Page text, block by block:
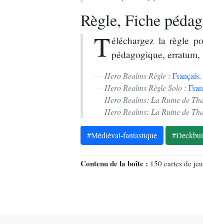
Règle, Fiche
Téléchargez la règle
pédagogique,
Hero Realms Règle : Français,
Hero Realms Règle Solo :
Hero Realms: La Ruine de
Hero Realms: La Ruine de
#Médiéval-fantastique
Contenu de la boîte : 150 cartes de